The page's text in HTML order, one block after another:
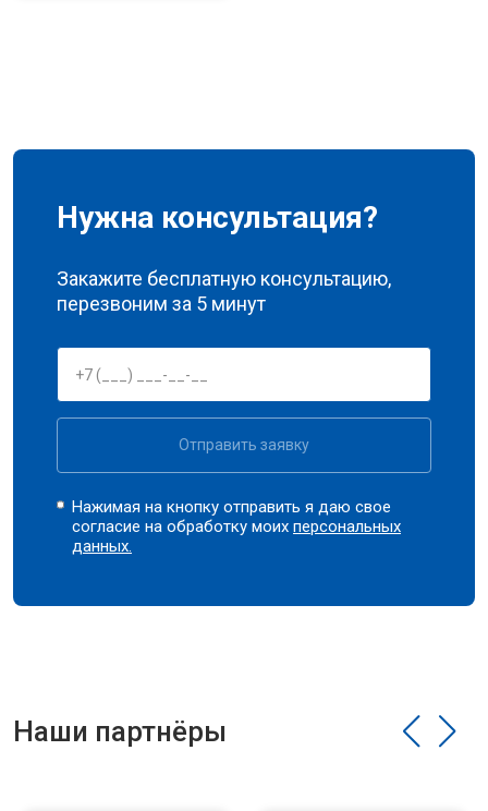
Нужна консультация?
Закажите бесплатную консультацию,
перезвоним за 5 минут
Отправить заявку
Нажимая на кнопку отправить я даю свое
согласие на обработку моихперсональных
данных.
Наши партнёры